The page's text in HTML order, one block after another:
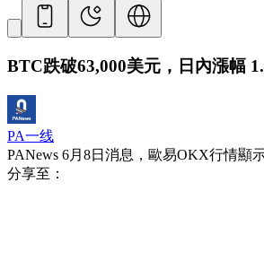
BTC跌破63,000美元，日內漲幅
PA一线
PANews 6月8日消息，歐易OKX行情顯
分享至：